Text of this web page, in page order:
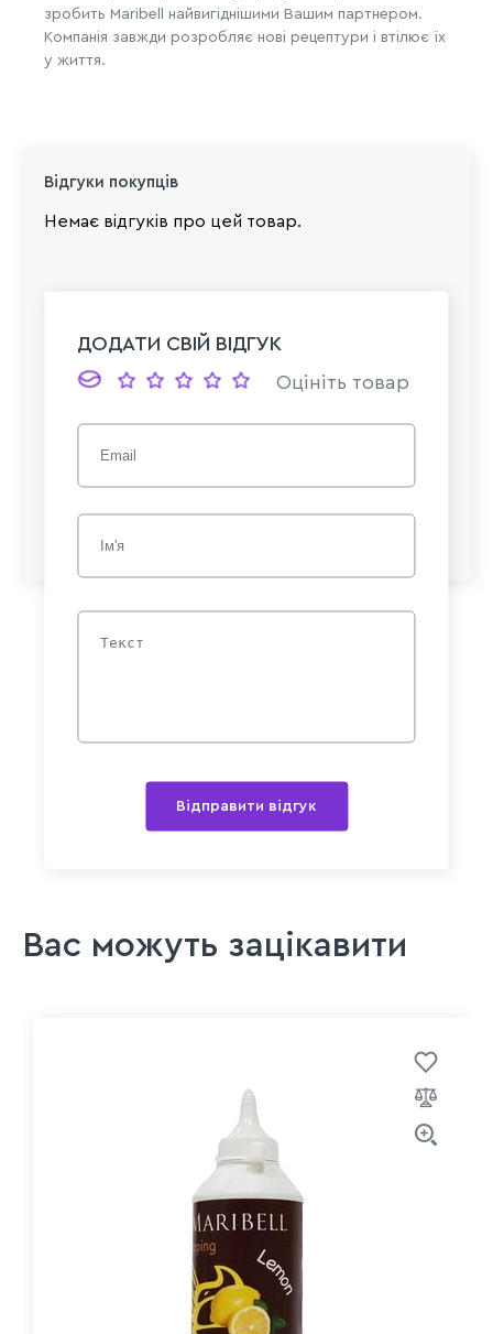
зробить Maribell найвигіднішими Вашим партнером.
Компанія завжди розробляє нові рецептури і втілює їх
у життя.
Відгуки покупців
Немає відгуків про цей товар.
ДОДАТИ СВІЙ ВІДГУК
Оцініть товар
Відправити відгук
Вас можуть зацікавити